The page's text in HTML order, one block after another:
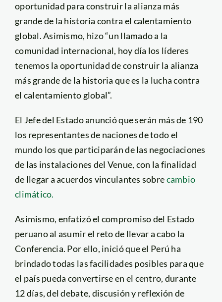
oportunidad para construir la alianza más
grande de la historia contra el calentamiento
global. Asimismo, hizo “un llamado a la
comunidad internacional, hoy día los líderes
tenemos la oportunidad de construir la alianza
más grande de la historia que es la lucha contra
el calentamiento global”.
El Jefe del Estado anunció que serán más de 190
los representantes de naciones de todo el
mundo los que participarán de las negociaciones
de las instalaciones del Venue, con la finalidad
de llegar a acuerdos vinculantes sobrecambio
climático.
Asimismo, enfatizó el compromiso del Estado
peruano al asumir el reto de llevar a cabo la
Conferencia. Por ello, inició que el Perú ha
brindado todas las facilidades posibles para que
el país pueda convertirse en el centro, durante
12 días, del debate, discusión y reflexión de